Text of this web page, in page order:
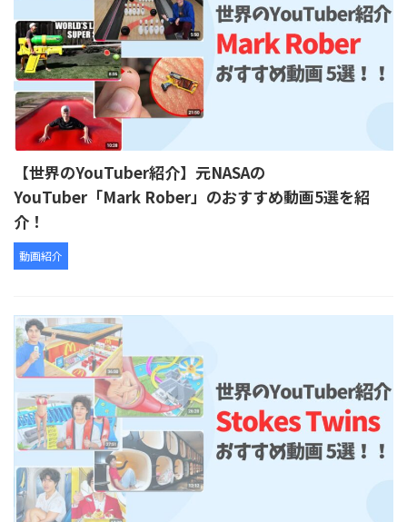
【世界のYouTuber紹介】元NASAの
YouTuber「Mark Rober」のおすすめ動画5選を紹
介！
動画紹介